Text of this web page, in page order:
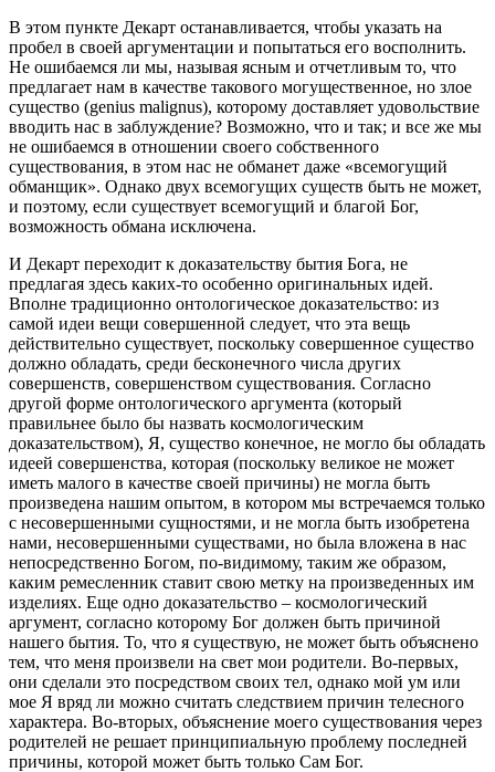
В этом пункте Декарт останавливается, чтобы указать на
пробел в своей аргументации и попытаться его восполнить.
Не ошибаемся ли мы, называя ясным и отчетливым то, что
предлагает нам в качестве такового могущественное, но злое
существо (genius malignus), которому доставляет удовольствие
вводить нас в заблуждение? Возможно, что и так; и все же мы
не ошибаемся в отношении своего собственного
существования, в этом нас не обманет даже «всемогущий
обманщик». Однако двух всемогущих существ быть не может,
и поэтому, если существует всемогущий и благой Бог,
возможность обмана исключена.
И Декарт переходит к доказательству бытия Бога, не
предлагая здесь каких-то особенно оригинальных идей.
Вполне традиционно онтологическое доказательство: из
самой идеи вещи совершенной следует, что эта вещь
действительно существует, поскольку совершенное существо
должно обладать, среди бесконечного числа других
совершенств, совершенством существования. Согласно
другой форме онтологического аргумента (который
правильнее было бы назвать космологическим
доказательством), Я, существо конечное, не могло бы обладать
идеей совершенства, которая (поскольку великое не может
иметь малого в качестве своей причины) не могла быть
произведена нашим опытом, в котором мы встречаемся только
с несовершенными сущностями, и не могла быть изобретена
нами, несовершенными существами, но была вложена в нас
непосредственно Богом, по-видимому, таким же образом,
каким ремесленник ставит свою метку на произведенных им
изделиях. Еще одно доказательство – космологический
аргумент, согласно которому Бог должен быть причиной
нашего бытия. То, что я существую, не может быть объяснено
тем, что меня произвели на свет мои родители. Во-первых,
они сделали это посредством своих тел, однако мой ум или
мое Я вряд ли можно считать следствием причин телесного
характера. Во-вторых, объяснение моего существования через
родителей не решает принципиальную проблему последней
причины, которой может быть только Сам Бог.